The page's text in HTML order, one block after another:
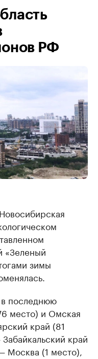
РФ
«Зеленый
зимы
последнюю
место) и Омская
край (81
край
Москва (1 место),